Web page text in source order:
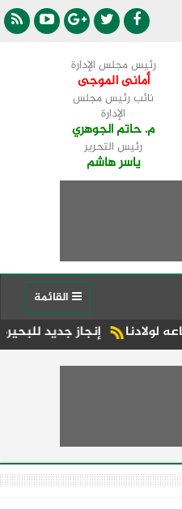
رئيس مجلس الإدارة
أمانى الموجى
نائب رئيس مجلس
الإدارة
م. حاتم الجوهري
رئيس التحرير
ياسر هاشم
إنجاز جديد للبحيرة.. شبراخيت وبدر ضمن أفضل 10 وحدات محلية على مستوى